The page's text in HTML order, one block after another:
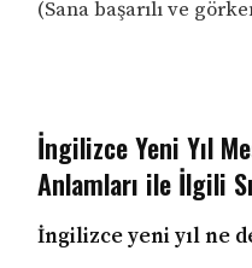
(Sana başarılı ve
İngilizce Yeni Yıl
Anlamları ile İlgili
İngilizce yeni yıl ne